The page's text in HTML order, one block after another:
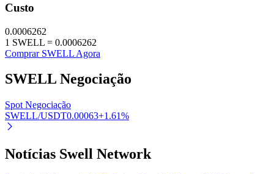
Aprenda a apostar
Aprenda como ganhar renda passiva
Bitrue
AI
Parceiros Bitrue
Custo
0.0006262
1 SWELL = 0.0006262
Comprar SWELL Agora
SWELL Negociação
Spot Negociação
SWELL/USDT0.00063+1.61%
Notícias Swell Network